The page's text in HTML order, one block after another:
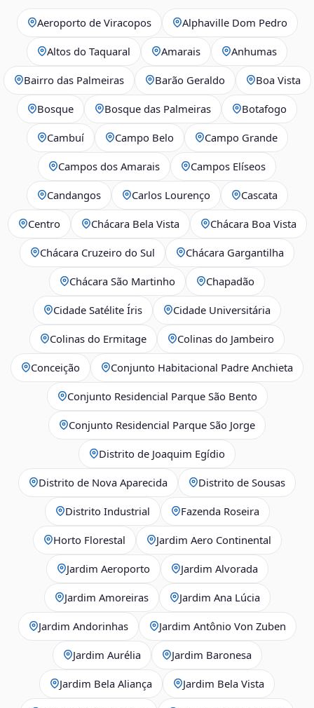
Aeroporto de Viracopos Alphaville Dom Pedro
Altos do Taquaral Amarais Anhumas
Bairro das Palmeiras Barão Geraldo Boa Vista
Bosque Bosque das Palmeiras Botafogo
Cambuí Campo Belo Campo Grande
Campos dos Amarais Campos Elíseos
Candangos Carlos Lourenço Cascata
Centro Chácara Bela Vista Chácara Boa Vista
Chácara Cruzeiro do Sul Chácara Gargantilha
Chácara São Martinho Chapadão
Cidade Satélite Íris Cidade Universitária
Colinas do Ermitage Colinas do Jambeiro
Conceição Conjunto Habitacional Padre Anchieta
Conjunto Residencial Parque São Bento
Conjunto Residencial Parque São Jorge
Distrito de Joaquim Egídio
Distrito de Nova Aparecida Distrito de Sousas
Distrito Industrial Fazenda Roseira
Horto Florestal Jardim Aero Continental
Jardim Aeroporto Jardim Alvorada
Jardim Amoreiras Jardim Ana Lúcia
Jardim Andorinhas Jardim Antônio Von Zuben
Jardim Aurélia Jardim Baronesa
Jardim Bela Aliança Jardim Bela Vista